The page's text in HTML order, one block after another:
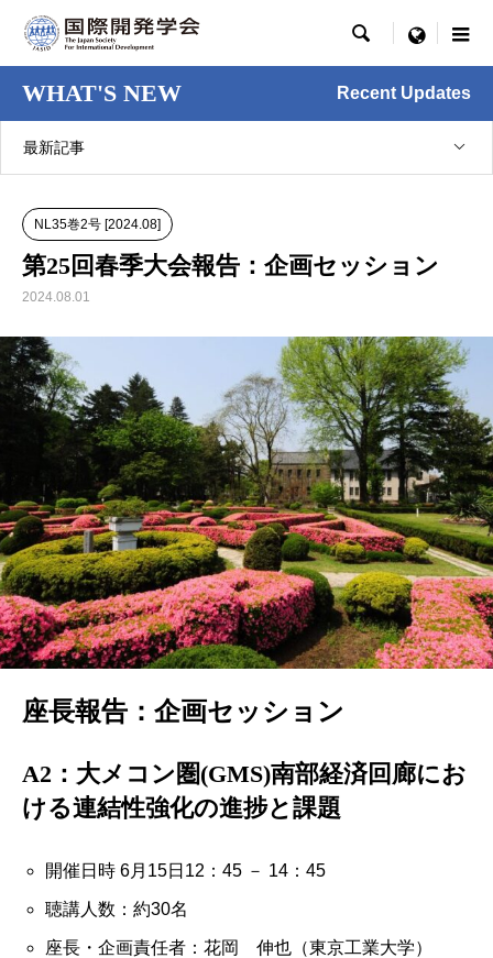
 menu
WHAT'S NEW Recent Updates
最新記事
NL35巻2号 [2024.08]
第25回春季大会報告：企画セッション
2024.08.01
座長報告：企画セッション
A2：大メコン圏(GMS)南部経済回廊にお
ける連結性強化の進捗と課題
開催日時 6月15日12：45 － 14：45
聴講人数：約30名
座長・企画責任者：花岡 伸也（東京工業大学）